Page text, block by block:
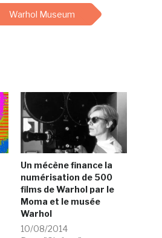
Warhol Museum
Un mécène finance la
numérisation de 500
films de Warhol par le
Moma et le musée
Warhol
10/08/2014